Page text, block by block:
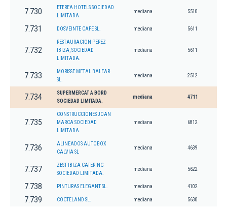
7.730
ETEREA HOTELS SOCIEDAD
LIMITADA.
mediana 5510
7.731 DOSVEINTE CAFE SL. mediana 5611
7.732
RESTAURACION PEREZ
IBIZA, SOCIEDAD
LIMITADA.
mediana 5611
7.733
MORISSE METAL BALEAR
SL.
mediana 2512
7.734
SUPERMERCAT A BORD
SOCIEDAD LIMITADA.
mediana 4711
7.735
CONSTRUCCIONES JOAN
MARCA SOCIEDAD
LIMITADA.
mediana 6812
7.736
ALINEADOS AUTOBOX
CALVIA SL
mediana 4639
7.737
ZEST IBIZA CATERING
SOCIEDAD LIMITADA.
mediana 5622
7.738 PINTURAS ELEGANT SL. mediana 4102
7.739 COCTELAND SL. mediana 5630